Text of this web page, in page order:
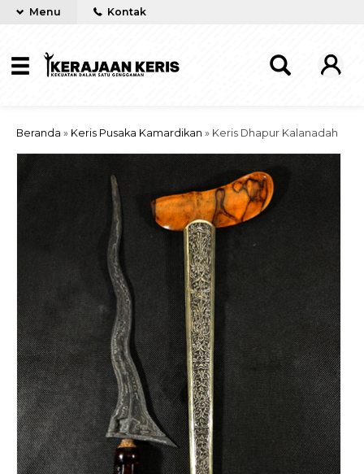
Menu Kontak
Beranda » Keris Pusaka Kamardikan » Keris Dhapur Kalanadah